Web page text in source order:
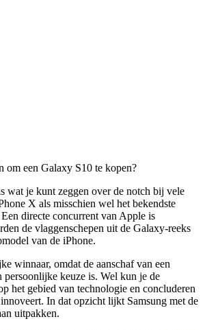
om een Galaxy S10 te kopen?
wat je kunt zeggen over de notch bij vele
X als misschien wel het bekendste
directe concurrent van Apple is
de vlaggenschepen uit de Galaxy-reeks
van de iPhone.
winnaar, omdat de aanschaf van een
persoonlijke keuze is. Wel kun je de
het gebied van technologie en concluderen
In dat opzicht lijkt Samsung met de
uitpakken.